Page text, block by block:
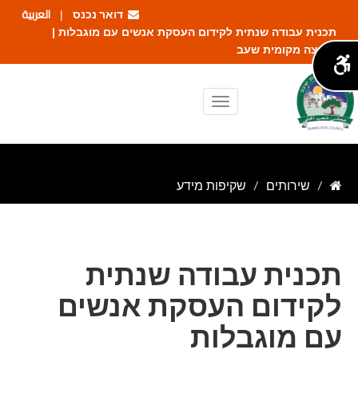
דואר נכנס | العربية
תכנית עבודה שנתית לקידום העסקת אנשים עם מוגבלות |
מועצה מקומית שעב
שירותים שקיפות מידע
תכנית עבודה שנתית
לקידום העסקת אנשים
עם מוגבלות